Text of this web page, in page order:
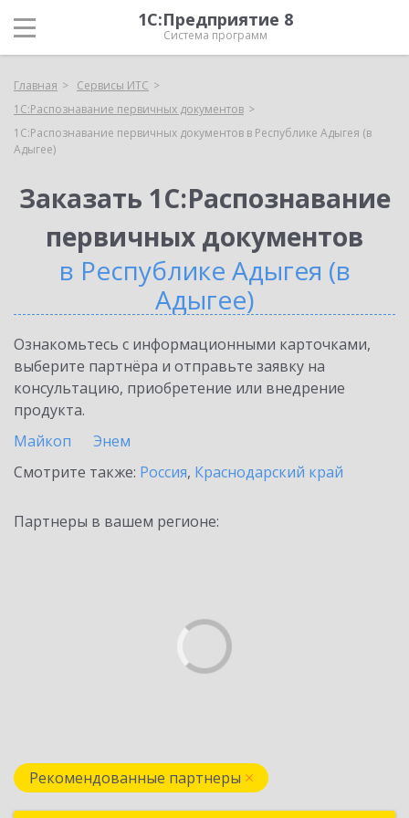
1С:Предприятие 8
Система программ
Главная
Сервисы ИТС
1С:Распознавание первичных документов
1С:Распознавание первичных документов в Республике Адыгея (в
Адыгее)
Заказать 1С:Распознавание
первичных документов
в Республике Адыгея (в
Адыгее)
Ознакомьтесь с информационными карточками,
выберите партнёра и отправьте заявку на
консультацию, приобретение или внедрение
продукта.
Майкоп
Энем
Смотрите также: Россия, Краснодарский край
Партнеры в вашем регионе:
Рекомендованные партнеры